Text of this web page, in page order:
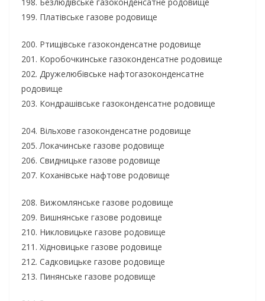
199. Платівське газове родовище
200. Ртищівське газоконденсатне родовище
201. Коробочкинське газоконденсатне родовище
202. Дружелюбівське нафтогазоконденсатне
родовище
203. Кондрашівське газоконденсатне родовище
204. Вільхове газоконденсатне родовище
205. Локачинське газове родовище
206. Свидницьке газове родовище
207. Коханівське нафтове родовище
208. Вижомлянське газове родовище
209. Вишнянське газове родовище
210. Никловицьке газове родовище
211. Хідновицьке газове родовище
212. Садковицьке газове родовище
213. Пинянське газове родовище